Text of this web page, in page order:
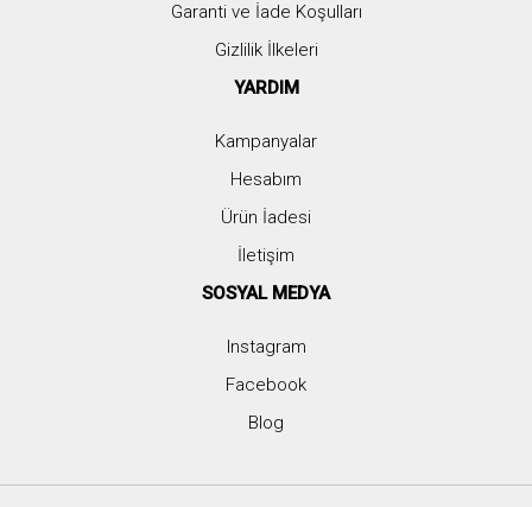
Garanti ve İade Koşulları
Gizlilik İlkeleri
YARDIM
Kampanyalar
Hesabım
Ürün İadesi
İletişim
SOSYAL MEDYA
Instagram
Facebook
Blog